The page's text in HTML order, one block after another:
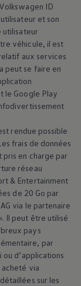
Volkswagen ID
et son
utilisateur
véhicule, il est
aux services
peut se faire en
le Google Play
rendue possible
frais de données
pris en charge par
réseau
& Entertainment
de 20 Go par
AG via le partenaire
Il peut être utilisé
pays
par
d’applications
via
sur les